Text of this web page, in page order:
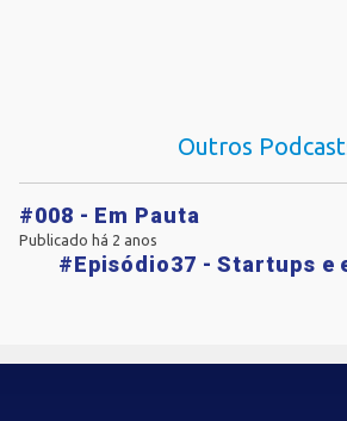
Outros
#008 - Em Pauta
Publicado há 2 anos
#Episódio37 - Startups e